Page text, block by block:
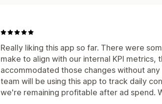
Really liking this app so far. There were
make to align with our internal KPI metrics,
accommodated those changes without any
team will be using this app to track daily
we're remaining profitable after ad spend.